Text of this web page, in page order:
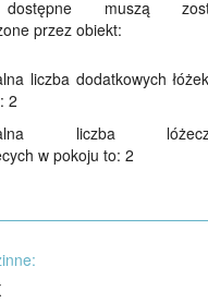
muszą
przez obiekt:
liczba dodatkowych
2
liczba
w pokoju to: 2